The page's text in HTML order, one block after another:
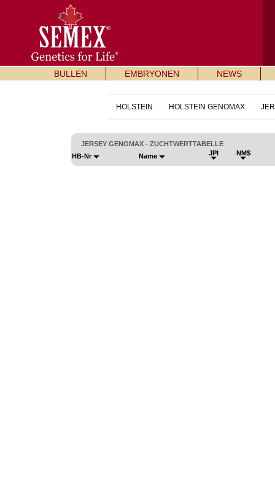
BULLEN EMBRYONEN NEWS
HOLSTEIN HOLSTEIN GENOMAX
JERSEY GENOMAX - ZUCHTWERTTABELLE
HB-Nr
Name JPI NM$